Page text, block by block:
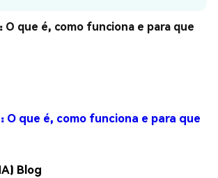
O que é, como funciona e para que
O que é, como funciona e para que
Blog